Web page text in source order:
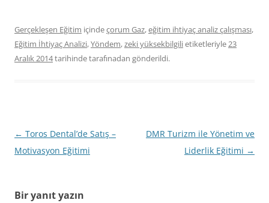
Gerçekleşen Eğitim içindeçorum Gaz,eğitim ihtiyaç analiz çalışması,
Eğitim İhtiyaç Analizi,Yöndem,zeki yüksekbilgilietiketleriyle23
Aralık 2014tarihindetarafınadan gönderildi.
Yazı
dolaşımı
← Toros Dental’de Satış –
Motivasyon Eğitimi
DMR Turizm ile Yönetim ve
Liderlik Eğitimi →
Bir yanıt yazın